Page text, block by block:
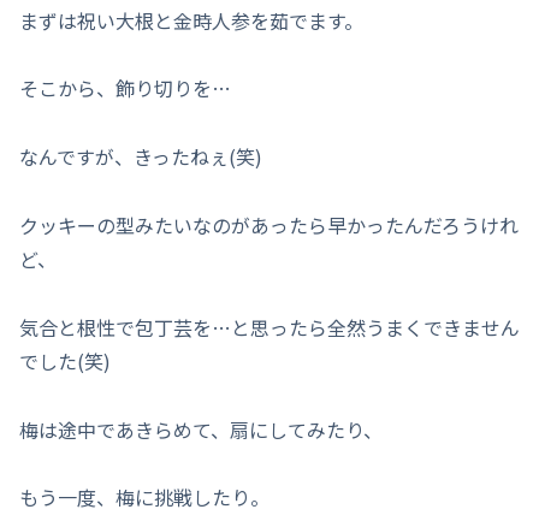
まずは祝い大根と金時人参を茹でます。
そこから、飾り切りを…
なんですが、きったねぇ(笑)
クッキーの型みたいなのがあったら早かったんだろうけれ
ど、
気合と根性で包丁芸を…と思ったら全然うまくできません
でした(笑)
梅は途中であきらめて、扇にしてみたり、
もう一度、梅に挑戦したり。